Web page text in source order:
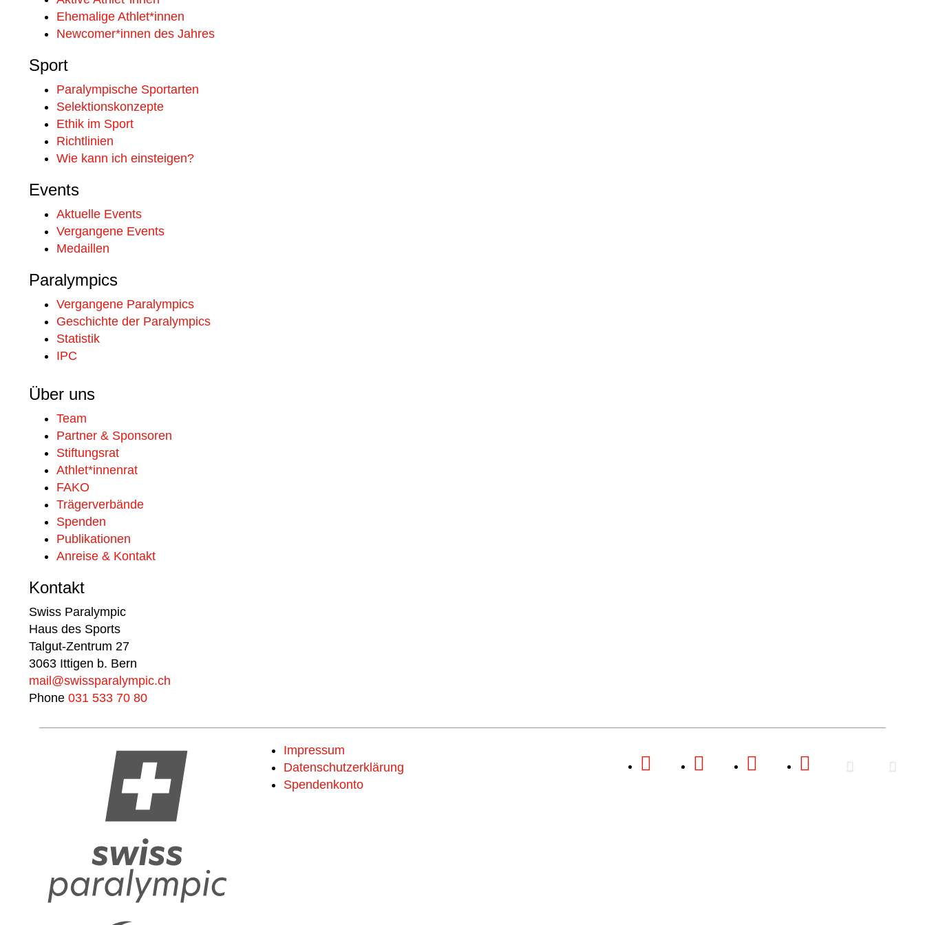
Ehemalige Athlet*innen
Newcomer*innen des Jahres
Sport
Paralympische Sportarten
Selektionskonzepte
Ethik im Sport
Richtlinien
Wie kann ich einsteigen?
Events
Aktuelle Events
Vergangene Events
Medaillen
Paralympics
Vergangene Paralympics
Geschichte der Paralympics
Statistik
IPC
Über uns
Team
Partner & Sponsoren
Stiftungsrat
Athlet*innenrat
FAKO
Trägerverbände
Spenden
Publikationen
Anreise & Kontakt
Kontakt
Swiss Paralympic
Haus des Sports
Talgut-Zentrum 27
3063 Ittigen b. Bern
mail@swissparalympic.ch
Phone 031 533 70 80
Impressum
Datenschutzerklärung
Spendenkonto